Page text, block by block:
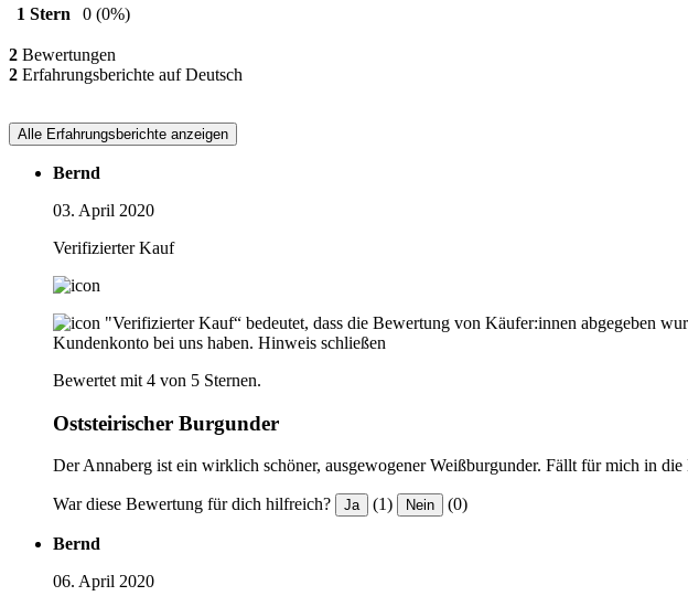
1 Stern
0 (0%)
2 Bewertungen
2 Erfahrungsberichte auf Deutsch
Alle Erfahrungsberichte anzeigen
Bernd
03. April 2020
Verifizierter Kauf
"Verifizierter Kauf“ bedeutet, dass die Bewertung von Käufer:innen abgegeben
Kundenkonto bei uns haben. Hinweis schließen
Bewertet mit 4 von 5 Sternen.
Oststeirischer Burgunder
Der Annaberg ist ein wirklich schöner, ausgewogener Weißburgunder. Fällt für mich in
War diese Bewertung für dich hilfreich? Ja (1) Nein (0)
Bernd
06. April 2020